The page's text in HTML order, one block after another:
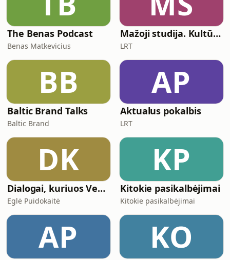
The Benas Podcast
Benas Matkevicius
Mažoji studija. Kultūra ir religija.
LRT
BB
Baltic Brand Talks
Baltic Brand
AP
Aktualus pokalbis
LRT
DK
Dialogai, kuriuos Veda Vidus
Eglė Puidokaitė
KP
Kitokie pasikalbėjimai
Kitokie pasikalbėjimai
AP KO